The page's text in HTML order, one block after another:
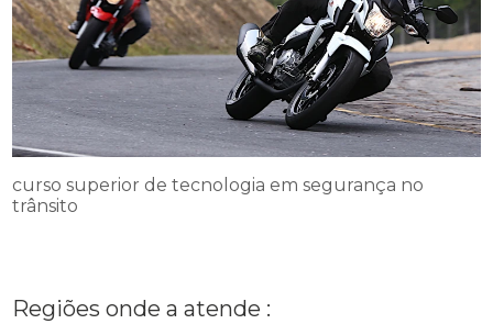
curso superior de tecnologia em segurança no
trânsito
Regiões onde a atende :